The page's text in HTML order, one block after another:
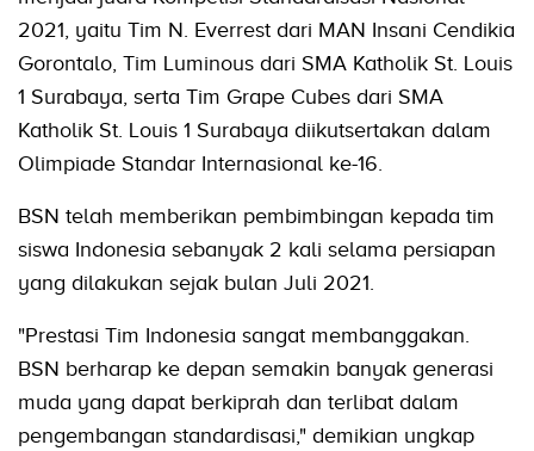
2021, yaitu Tim N. Everrest dari MAN Insani Cendikia
Gorontalo, Tim Luminous dari SMA Katholik St. Louis
1 Surabaya, serta Tim Grape Cubes dari SMA
Katholik St. Louis 1 Surabaya diikutsertakan dalam
Olimpiade Standar Internasional ke-16.
BSN telah memberikan pembimbingan kepada tim
siswa Indonesia sebanyak 2 kali selama persiapan
yang dilakukan sejak bulan Juli 2021.
"Prestasi Tim Indonesia sangat membanggakan.
BSN berharap ke depan semakin banyak generasi
muda yang dapat berkiprah dan terlibat dalam
pengembangan standardisasi," demikian ungkap